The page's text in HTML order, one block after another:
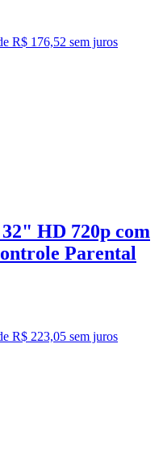
R$ 176,52 sem juros
HD 720p com
Parental
R$ 223,05 sem juros